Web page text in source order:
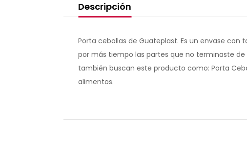
Descripción
Porta cebollas de Guateplast. Es un envase
por más tiempo las partes que no terminaste de
también buscan este producto como: Porta
alimentos.